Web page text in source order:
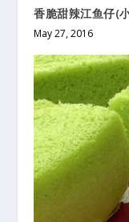
香脆甜辣江鱼仔(
May 27, 2016